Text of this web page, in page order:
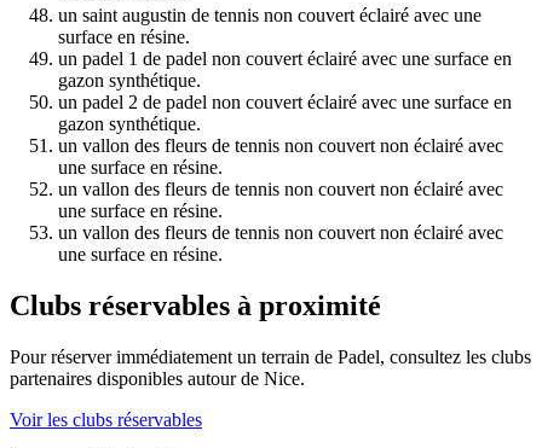
un saint augustin de tennis non couvert éclairé avec une
surface en résine.
un padel 1 de padel non couvert éclairé avec une surface en
gazon synthétique.
un padel 2 de padel non couvert éclairé avec une surface en
gazon synthétique.
un vallon des fleurs de tennis non couvert non éclairé avec
une surface en résine.
un vallon des fleurs de tennis non couvert non éclairé avec
une surface en résine.
un vallon des fleurs de tennis non couvert non éclairé avec
une surface en résine.
Clubs réservables à proximité
Pour réserver immédiatement un terrain de Padel, consultez les clubs
partenaires disponibles autour de Nice.
Voir les clubs réservables